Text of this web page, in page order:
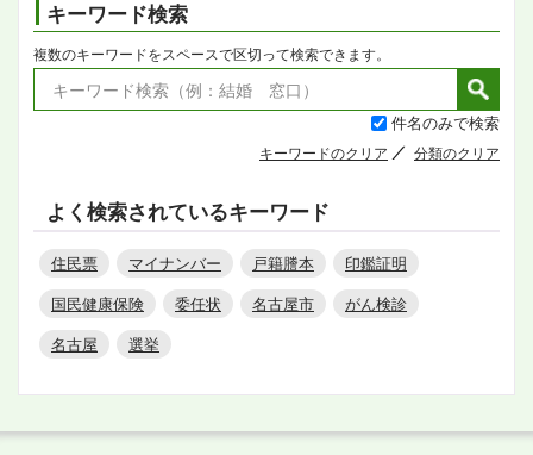
キーワード検索
複数のキーワードをスペースで区切って検索できます。
件名のみで検索
キーワードのクリア 分類のクリア
よく検索されているキーワード
住民票 マイナンバー 戸籍謄本
印鑑証明
国民健康保険
委任状 名古屋市
がん検診
名古屋
選挙